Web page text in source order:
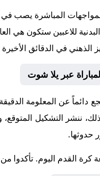
المواجهات المباشرة يصب
البدنية للاعبين ستكون هي
الذهني في الدقائق
عبر يلا شوت
دائماً عن المعلومة
ننشر التشكيل المتوقع،
حدوثها.
كرة القدم اليوم. تأكدوا